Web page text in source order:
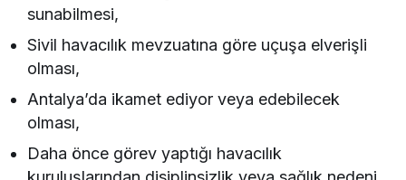
sunabilmesi,
Sivil havacılık mevzuatına göre uçuşa elverişli
olması,
Antalya’da ikamet ediyor veya edebilecek
olması,
Daha önce görev yaptığı havacılık